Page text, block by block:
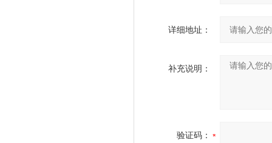
详细地址：
补充说明：
验证码：